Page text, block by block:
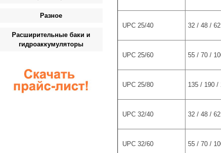
UPC 25/40 32 / 48 / 62
UPC 25/60 55 / 70 /
UPC 25/80 135 / 190 /
UPC 32/40 32 / 48 / 62
UPC 32/60 55 / 70 /
Разное
Расширительные баки и
гидроаккумуляторы